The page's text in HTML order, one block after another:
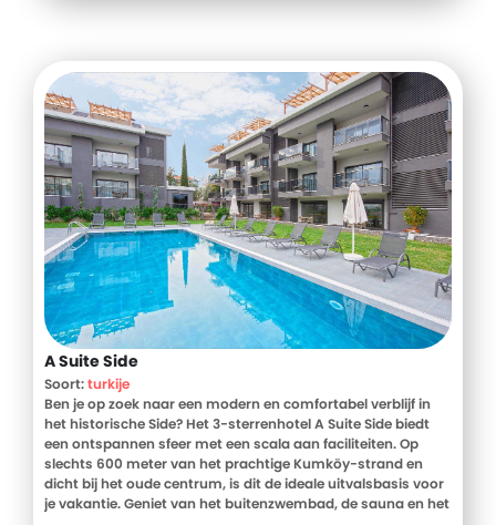
A Suite Side
Soort:turkije
Ben je op zoek naar een modern en comfortabel verblijf in
het historische Side? Het 3-sterrenhotel A Suite Side biedt
een ontspannen sfeer met een scala aan faciliteiten. Op
slechts 600 meter van het prachtige Kumköy-strand en
dicht bij het oude centrum, is dit de ideale uitvalsbasis voor
je vakantie. Geniet van het buitenzwembad, de sauna en het